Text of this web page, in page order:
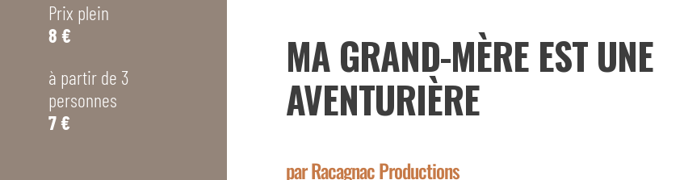
Prix plein
8 €
à partir de 3
personnes
7 €
MA GRAND-MÈRE EST UNE
AVENTURIÈRE
par Racagnac Productions